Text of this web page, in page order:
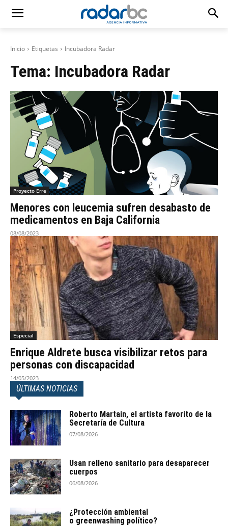
Inicio Etiquetas Incubadora Radar
Tema: Incubadora Radar
Proyecto Erre
Menores con leucemia sufren desabasto de
medicamentos en Baja California
08/08/2023
Especial
Enrique Aldrete busca visibilizar retos para
personas con discapacidad
14/05/2023
ÚLTIMAS NOTICIAS
Roberto Martain, el artista favorito de la
Secretaría de Cultura
07/08/2026
Usan relleno sanitario para desaparecer
cuerpos
06/08/2026
¿Protección ambiental
o greenwashing político?